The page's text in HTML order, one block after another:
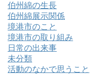
伯州綿の生長
伯州綿展示関係
境港市のこと
境港市の取り組み
日常の出来事
未分類
活動のなかで思うこと